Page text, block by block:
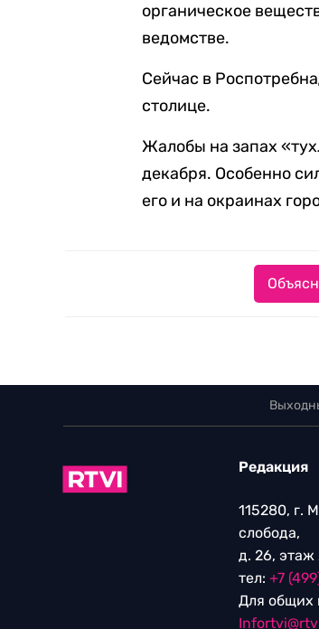
органическое
ведомстве.
Сейчас в
столице.
Жалобы на запах
декабря. Особенно
его и на окраинах
Редакция
115280, г.
слобода,
д. 26, этаж
тел: +7
Для общих